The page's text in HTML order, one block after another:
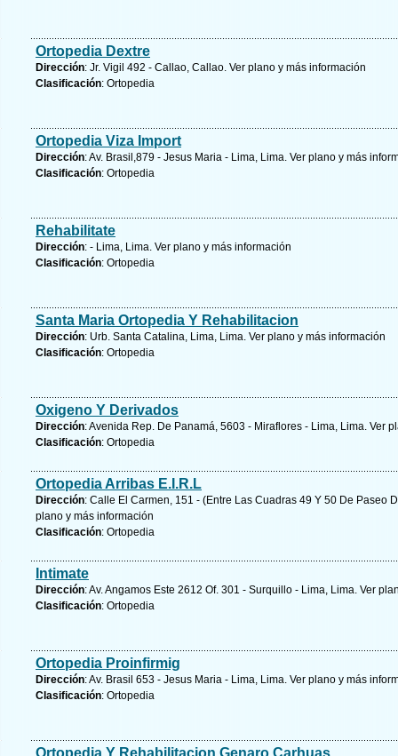
Ortopedia Dextre
Dirección: Jr. Vigil 492 - Callao, Callao. Ver plano y más información
Clasificación: Ortopedia
Ortopedia Viza Import
Dirección: Av. Brasil,879 - Jesus Maria - Lima, Lima. Ver plano y más
Clasificación: Ortopedia
Rehabilitate
Dirección: - Lima, Lima. Ver plano y más información
Clasificación: Ortopedia
Santa Maria Ortopedia Y Rehabilitacion
Dirección: Urb. Santa Catalina, Lima, Lima. Ver plano y más información
Clasificación: Ortopedia
Oxigeno Y Derivados
Dirección: Avenida Rep. De Panamá, 5603 - Miraflores - Lima, Lima. Ver
Clasificación: Ortopedia
Ortopedia Arribas E.I.R.L
Dirección: Calle El Carmen, 151 - (Entre Las Cuadras 49 Y 50 De Paseo
plano y más información
Clasificación: Ortopedia
Intimate
Dirección: Av. Angamos Este 2612 Of. 301 - Surquillo - Lima, Lima. Ver
Clasificación: Ortopedia
Ortopedia Proinfirmig
Dirección: Av. Brasil 653 - Jesus Maria - Lima, Lima. Ver plano y más
Clasificación: Ortopedia
Ortopedia Y Rehabilitacion Genaro Carhuas